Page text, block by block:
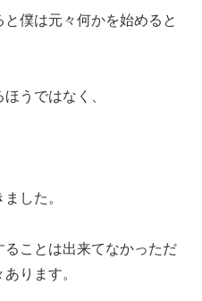
僕は元々何かを始めると
うではなく、
した。
ことは出来てなかっただ
ります。